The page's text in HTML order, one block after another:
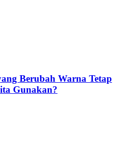
Berubah Warna Tetap
Gunakan?